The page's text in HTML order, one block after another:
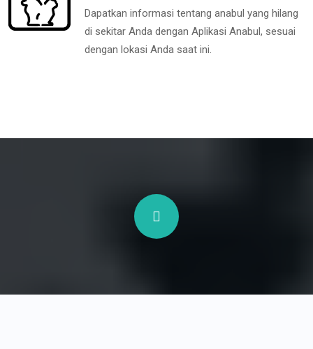
Dapatkan informasi tentang anabul yang hilang
di sekitar Anda dengan Aplikasi Anabul, sesuai
dengan lokasi Anda saat ini.